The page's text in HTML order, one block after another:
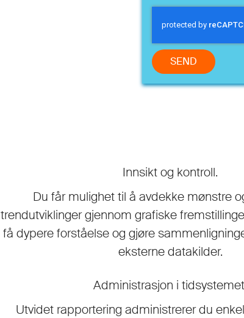
SEND
Innsikt og kontroll.
Du får mulighet til å avdekke mønstre
trendutviklinger gjennom grafiske
få dypere forståelse og gjøre
eksterne datakilder.
Administrasjon i
Utvidet rapportering administrerer du